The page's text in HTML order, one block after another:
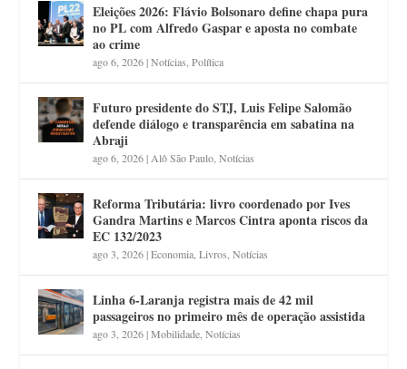
Eleições 2026: Flávio Bolsonaro define chapa pura
no PL com Alfredo Gaspar e aposta no combate
ao crime
ago 6, 2026|Notícias ,Política
Futuro presidente do STJ, Luis Felipe Salomão
defende diálogo e transparência em sabatina na
Abraji
ago 6, 2026| Alô São Paulo ,Notícias
Reforma Tributária: livro coordenado por Ives
Gandra Martins e Marcos Cintra aponta riscos da
EC 132/2023
ago 3, 2026|Economia ,Livros ,Notícias
Linha 6-Laranja registra mais de 42 mil
passageiros no primeiro mês de operação assistida
ago 3, 2026|Mobilidade ,Notícias